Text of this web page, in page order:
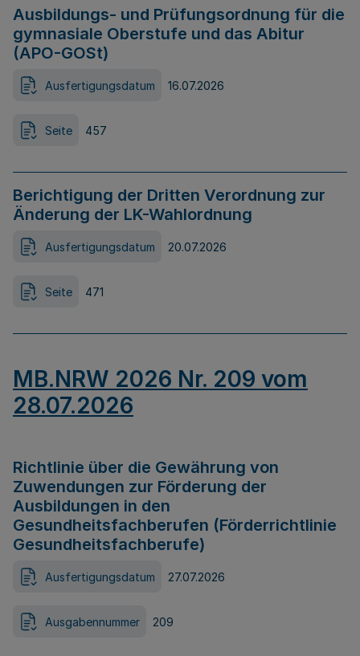
Ausbildungs- und Prüfungsordnung für die
gymnasiale Oberstufe und das Abitur
(APO-GOSt)
Ausfertigungsdatum 16.07.2026
Seite 457
Berichtigung der Dritten Verordnung zur
Änderung der LK-Wahlordnung
Ausfertigungsdatum 20.07.2026
Seite 471
MB.NRW 2026 Nr. 209 vom
28.07.2026
Richtlinie über die Gewährung von
Zuwendungen zur Förderung der
Ausbildungen in den
Gesundheitsfachberufen (Förderrichtlinie
Gesundheitsfachberufe)
Ausfertigungsdatum 27.07.2026
Ausgabennummer 209